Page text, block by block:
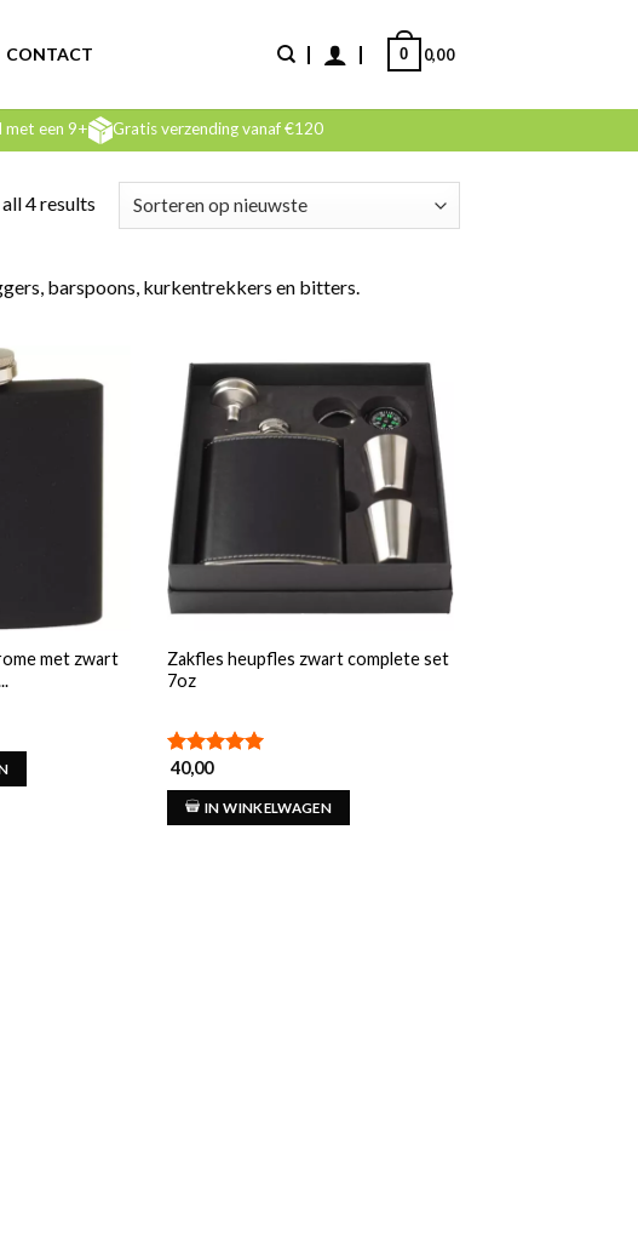
CONTACT 0,00
0
met een 9+ Gratis verzending vanaf €120
4 results
barspoons, kurkentrekkers en bitters.
met zwart
Zakfles heupfles zwart complete set
7oz
Gewaardeerd
5.00uit 5
40,00
IN WINKELWAGEN